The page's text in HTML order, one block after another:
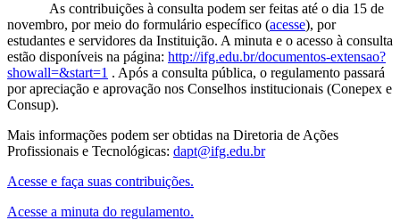
As contribuições à consulta podem ser feitas até o dia 15 de
novembro, por meio do formulário específico (acesse), por
estudantes e servidores da Instituição. A minuta e o acesso à consulta
estão disponíveis na página: http://ifg.edu.br/documentos-extensao?
showall=&start=1 . Após a consulta pública, o regulamento passará
por apreciação e aprovação nos Conselhos institucionais (Conepex e
Consup).
Mais informações podem ser obtidas na Diretoria de Ações
Profissionais e Tecnológicas: dapt@ifg.edu.br
Acesse e faça suas contribuições.
Acesse a minuta do regulamento.